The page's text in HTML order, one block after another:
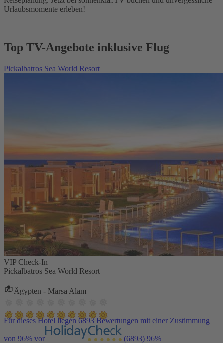
Urlaubsmomente erleben!
Top TV-Angebote inklusive Flug
Pickalbatros Sea World Resort
VIP Check-In
Pickalbatros Sea World Resort
Ägypten - Marsa Alam
Für dieses Hotel liegen 6893 Bewertungen mit einer Zustimmung
von 96% vor (6893) 96%